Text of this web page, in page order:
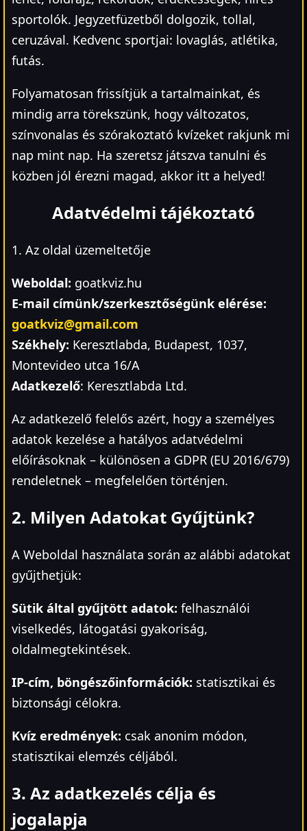
sportolók. Jegyzetfüzetből dolgozik, tollal,
ceruzával. Kedvenc sportjai: lovaglás, atlétika,
futás.
Folyamatosan frissítjük a tartalmainkat, és
mindig arra törekszünk, hogy változatos,
színvonalas és szórakoztató kvízeket rakjunk mi
nap mint nap. Ha szeretsz játszva tanulni és
közben jól érezni magad, akkor itt a helyed!
Adatvédelmi tájékoztató
1. Az oldal üzemeltetője
Weboldal: goatkviz.hu
E-mail címünk/szerkesztőségünk elérése:
goatkviz@gmail.com
Székhely: Keresztlabda, Budapest, 1037,
Montevideo utca 16/A
Adatkezelő: Keresztlabda Ltd.
Az adatkezelő felelős azért, hogy a személyes
adatok kezelése a hatályos adatvédelmi
előírásoknak – különösen a GDPR (EU 2016/679)
rendeletnek – megfelelően történjen.
2. Milyen Adatokat Gyűjtünk?
A Weboldal használata során az alábbi adatokat
gyűjthetjük:
Sütik által gyűjtött adatok: felhasználói
viselkedés, látogatási gyakoriság,
oldalmegtekintések.
IP-cím, böngészőinformációk: statisztikai és
biztonsági célokra.
Kvíz eredmények: csak anonim módon,
statisztikai elemzés céljából.
3. Az adatkezelés célja és
jogalapja